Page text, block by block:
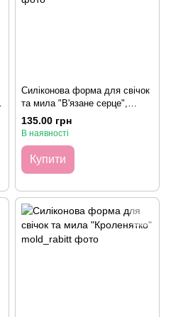
Силіконова форма для свічок
та мила "В'язане серце",
маленька
135.00 грн
В наявності
Купити